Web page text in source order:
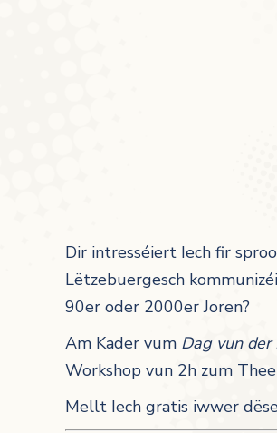
Dir intresséiert Iech fir
Lëtzebuergesch
90er oder 2000er Joren?
Am Kader vum Dag vun der
Workshop vun 2h zum
Mellt Iech gratis iwwer